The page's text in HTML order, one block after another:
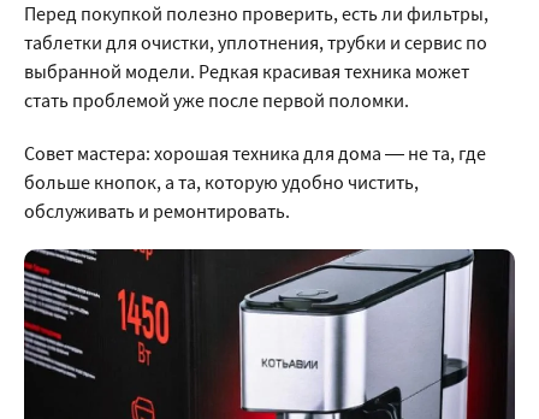
Перед покупкой полезно проверить, есть ли фильтры,
таблетки для очистки, уплотнения, трубки и сервис по
выбранной модели. Редкая красивая техника может
стать проблемой уже после первой поломки.
Совет мастера: хорошая техника для дома — не та, где
больше кнопок, а та, которую удобно чистить,
обслуживать и ремонтировать.